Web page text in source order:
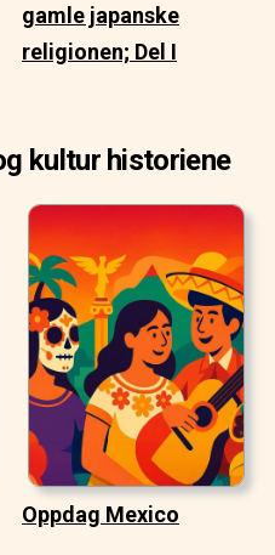
gamle japanske
religionen; Del I
kultur historiene
Oppdag Mexico